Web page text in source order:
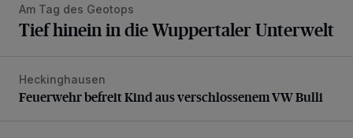
Am Tag des Geotops
Tief hinein in die Wuppertaler Unterwelt
Feuerwehr befreit Kind aus verschlossenem VW Bulli
Heckinghausen
Feuerwehr befreit Kind aus verschlossenem VW Bulli